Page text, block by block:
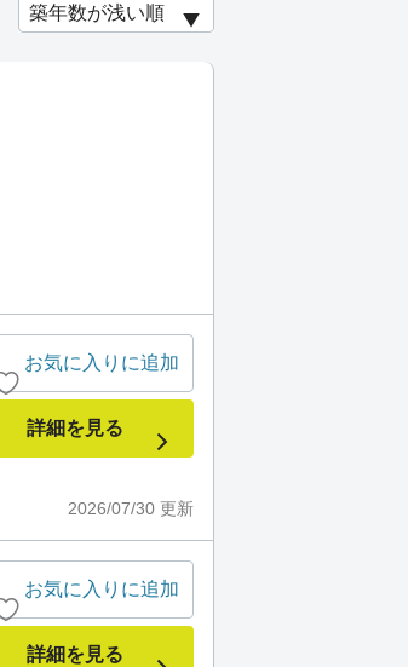
2026/07/30 更新
お気に入りに追加
詳細を見る
お気に入りに追加
詳細を見る